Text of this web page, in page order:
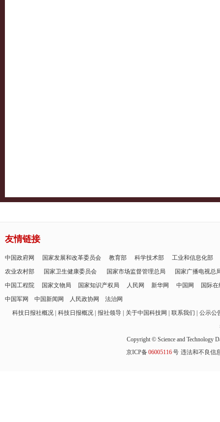
友情链接
中国政府网 国家发展和改革委员会 教育部 科学技术部
工业和信息化部
农业农村部
国家卫生健康委员会 国家市场监督管理总局
国家广播电视总
中国工程院
国家文物局 国家知识产权局 人民网 新华网 中国网
国际在
中国军网
中国新闻网 人民政协网
法治网
科技日报社概况
科技日报概况 报社领导 关于中国科技网 联系我们
公示公
Copyright © Science and Technology
京ICP备06005116号 违法和不良信